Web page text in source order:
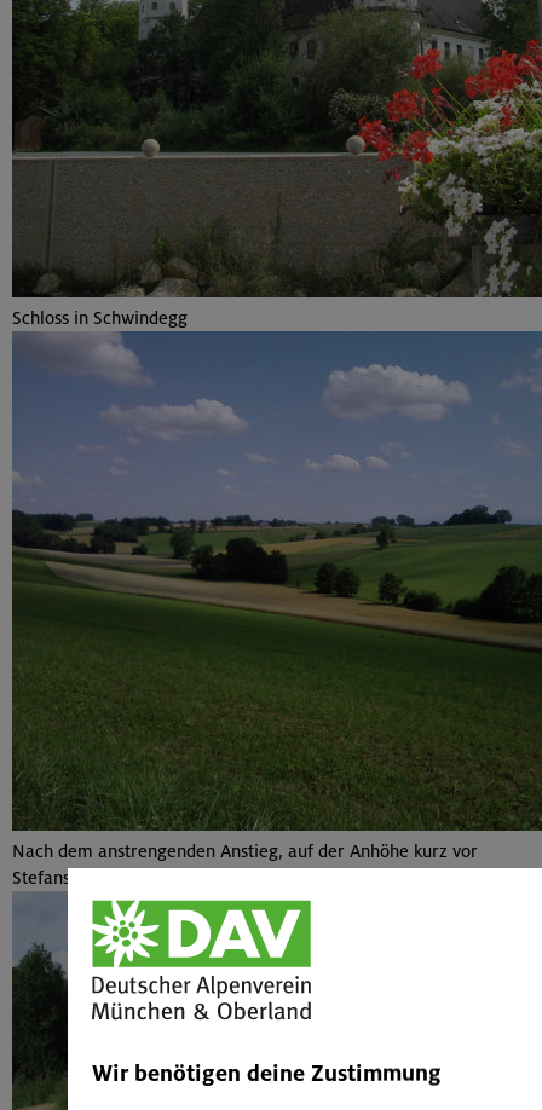
Schloss in Schwindegg
Nach dem anstrengenden Anstieg, auf der Anhöhe kurz vor
Stefanskirchen
Wir benötigen deine Zustimmung